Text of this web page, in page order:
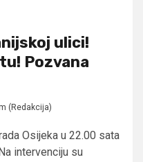
ulici!
Pozvana
(Redakcija)
Osijeka u 22.00 sata
intervenciju su